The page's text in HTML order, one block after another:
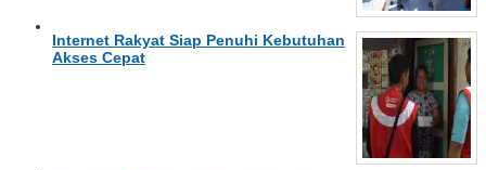
Internet Rakyat Siap Penuhi Kebutuhan
Akses Cepat